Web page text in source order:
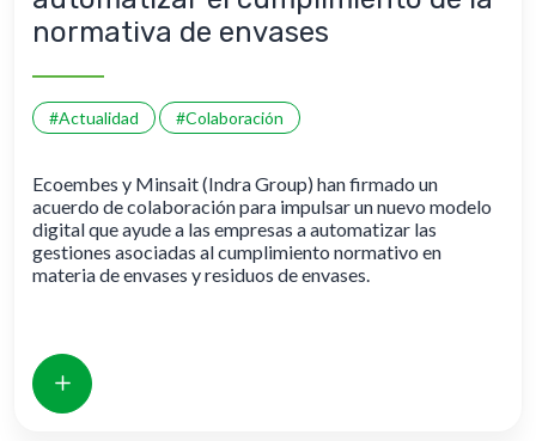
normativa de envases
#Actualidad #Colaboración
Ecoembes y Minsait (Indra Group) han firmado un
acuerdo de colaboración para impulsar un nuevo modelo
digital que ayude a las empresas a automatizar las
gestiones asociadas al cumplimiento normativo en
materia de envases y residuos de envases.